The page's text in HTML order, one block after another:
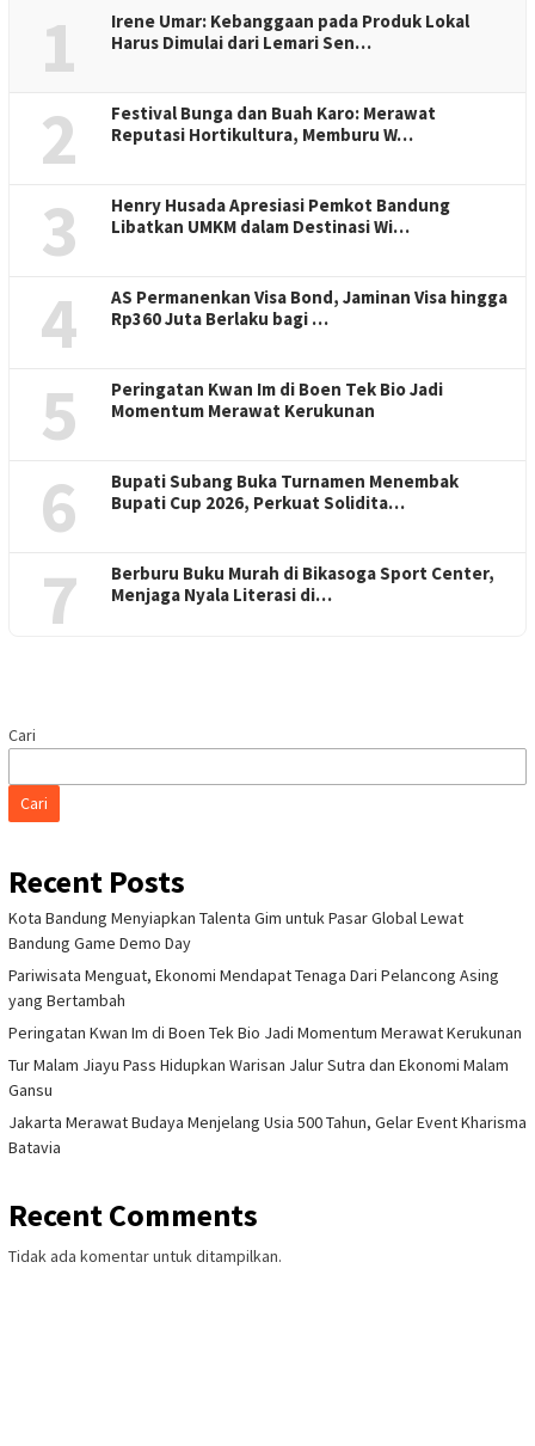
1
Irene Umar: Kebanggaan pada Produk Lokal
Harus Dimulai dari Lemari Sen…
2
Festival Bunga dan Buah Karo: Merawat
Reputasi Hortikultura, Memburu W…
3
Henry Husada Apresiasi Pemkot Bandung
Libatkan UMKM dalam Destinasi Wi…
4
AS Permanenkan Visa Bond, Jaminan Visa hingga
Rp360 Juta Berlaku bagi …
5
Peringatan Kwan Im di Boen Tek Bio Jadi
Momentum Merawat Kerukunan
6
Bupati Subang Buka Turnamen Menembak
Bupati Cup 2026, Perkuat Solidita…
7
Berburu Buku Murah di Bikasoga Sport Center,
Menjaga Nyala Literasi di…
Cari
Cari
Recent Posts
Kota Bandung Menyiapkan Talenta Gim untuk Pasar Global Lewat
Bandung Game Demo Day
Pariwisata Menguat, Ekonomi Mendapat Tenaga Dari Pelancong Asing
yang Bertambah
Peringatan Kwan Im di Boen Tek Bio Jadi Momentum Merawat Kerukunan
Tur Malam Jiayu Pass Hidupkan Warisan Jalur Sutra dan Ekonomi Malam
Gansu
Jakarta Merawat Budaya Menjelang Usia 500 Tahun, Gelar Event Kharisma
Batavia
Recent Comments
Tidak ada komentar untuk ditampilkan.